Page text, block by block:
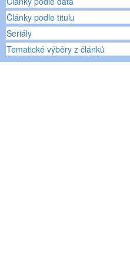
Články podle titulu
Seriály
Tematické výběry z článků